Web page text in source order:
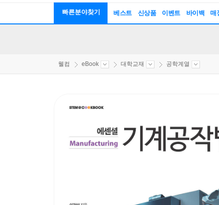
빠른분야찾기 베스트 신상품 이벤트 바이백 매
웰컴 eBook 대학교재 공학계열